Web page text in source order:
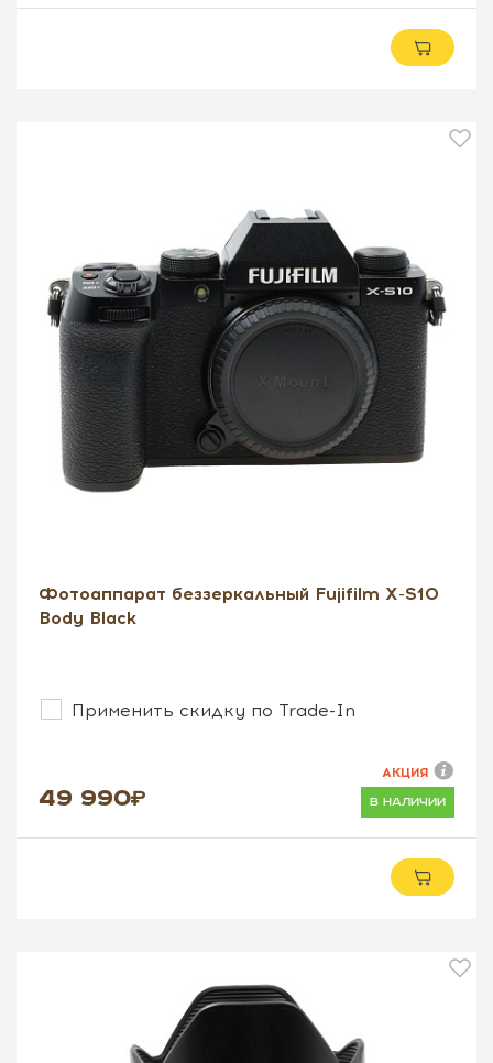
Фотоаппарат беззеркальный Fujifilm X-S10
Body Black
Применить скидку по Trade-In
49 990 в наличии
АКЦИЯ